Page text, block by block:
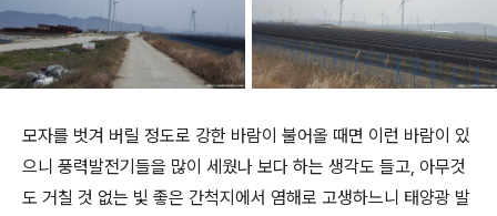
모자를 벗겨 버릴 정도로 강한 바람이 불어올 때면 이런 바람이 있
으니 풍력발전기들을 많이 세웠나 보다 하는 생각도 들고, 아무것
도 거칠 것 없는 빛 좋은 간척지에서 염해로 고생하느니 태양광 발